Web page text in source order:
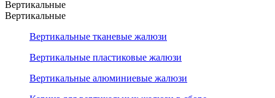
Вертикальные
Вертикальные
Вертикальные тканевые жалюзи
Вертикальные пластиковые жалюзи
Вертикальные алюминиевые жалюзи